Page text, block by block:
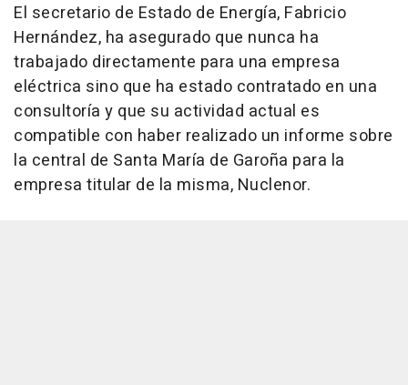
El secretario de Estado de Energía, Fabricio
Hernández, ha asegurado que nunca ha
trabajado directamente para una empresa
eléctrica sino que ha estado contratado en una
consultoría y que su actividad actual es
compatible con haber realizado un informe sobre
la central de Santa María de Garoña para la
empresa titular de la misma, Nuclenor.